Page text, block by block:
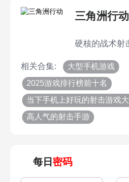
三角洲行动
硬核的战术射
相关合集: 大型手机游戏
2025游戏排行榜前十名
当下手机上好玩的射击游戏
高人气的射击手游
每日密码